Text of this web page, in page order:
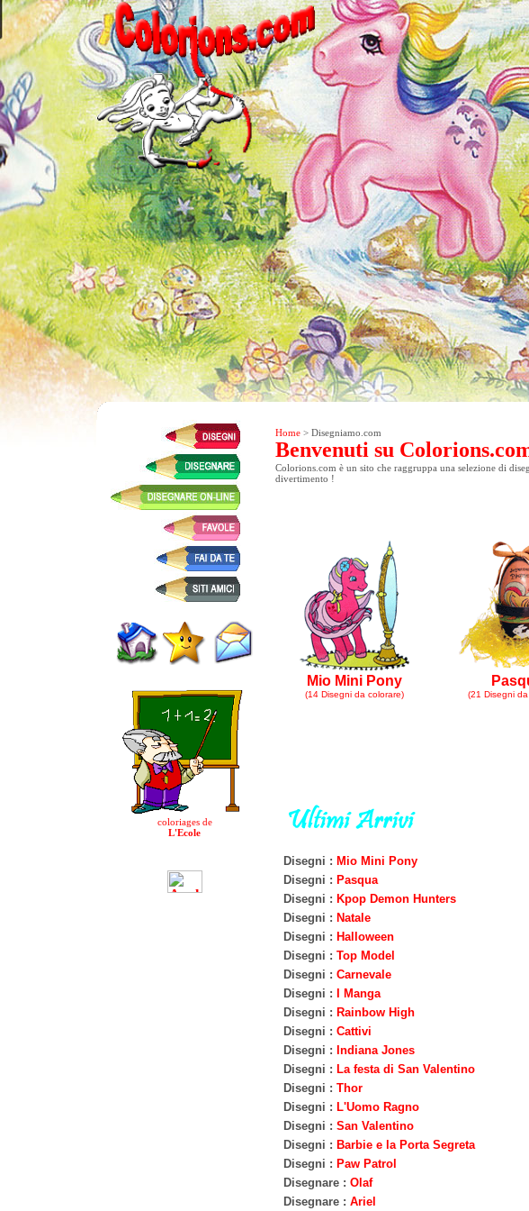
coloriages de
L'Ecole
Home > Disegniamo.com
Benvenuti su
Colorions.com è un sito che raggruppa una selezione di
divertimento !
Mio Mini Pony
(14 Disegni da colorare) (21 Disegni
Disegni : Mio Mini Pony
Disegni : Pasqua
Disegni : Kpop Demon Hunters
Disegni : Natale
Disegni : Halloween
Disegni : Top Model
Disegni : Carnevale
Disegni :
I Manga
Disegni : Rainbow High
Disegni : Cattivi
Disegni : Indiana Jones
Disegni : La festa di San Valentino
Disegni : Thor
Disegni : L'Uomo Ragno
Disegni : San Valentino
Disegni : Barbie e la Porta Segreta
Disegni : Paw Patrol
Disegnare : Olaf
Disegnare : Ariel